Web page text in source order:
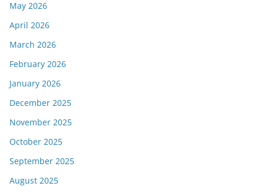
May 2026
April 2026
March 2026
February 2026
January 2026
December 2025
November 2025
October 2025
September 2025
August 2025